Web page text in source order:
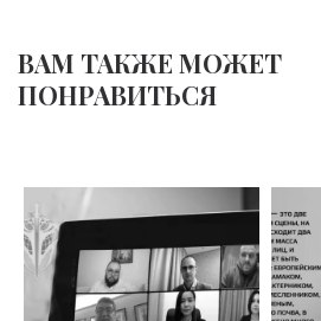
ВАМ ТАКЖЕ МОЖЕТ
ПОНРАВИТЬСЯ